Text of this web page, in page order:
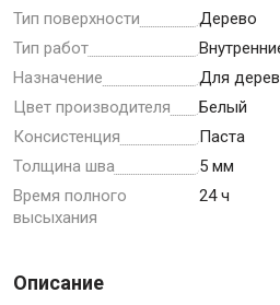
Тип поверхности
Дерево
Тип работ
Назначение
Для
Цвет производителя
Белый
Консистенция
Паста
Толщина шва
5 мм
Время полного
высыхания
24 ч
Описание
Сантехника
Крепежи
Монтажные ленты